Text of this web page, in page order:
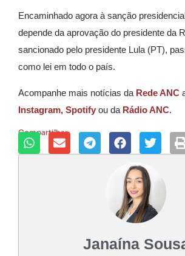
Encaminhado agora à sanção
depende da aprovação do presidente da
sancionado pelo presidente Lula (PT),
como lei em todo o país.
Acompanhe mais notícias da Rede ANC
Instagram, Spotify ou da Rádio ANC.
Compartilhar:
Janaína